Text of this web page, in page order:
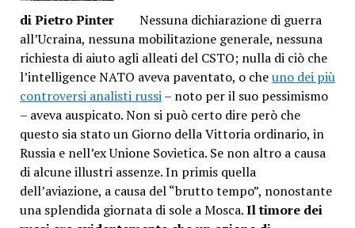
di Pietro PinterNessuna dichiarazione di guerra
all’Ucraina, nessuna mobilitazione generale, nessuna
richiesta di aiuto agli alleati del CSTO; nulla di ciò che
l’intelligence NATO aveva paventato, o cheuno dei più
controversi analisti russi– noto per il suo pessimismo
– aveva auspicato. Non si può certo dire però che
questo sia stato un Giorno della Vittoria ordinario, in
Russia e nell’ex Unione Sovietica. Se non altro a causa
di alcune illustri assenze. In primis quella
dell’aviazione, a causa del “brutto tempo”, nonostante
una splendida giornata di sole a Mosca.Il timore dei